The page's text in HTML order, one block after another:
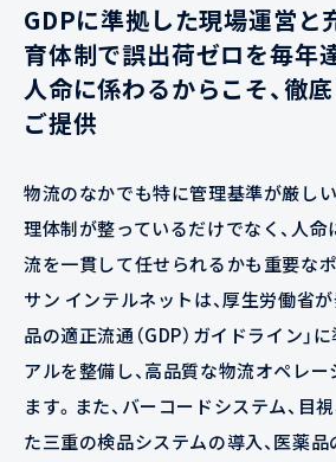
GDPに準拠した現場運営と
育体制で誤出荷ゼロを毎年
人命に係わるからこそ、徹
ご提供
物流のなかでも特に管理基準が厳し
理体制が整っているだけでなく、人
流を一貫して任せられるかも重要なポ
サン インテルネットは、厚生労働省
品の適正流通（GDP）ガイドライン」
アルを整備し、高品質な物流オペレ
ます。また、バーコードシステム、目
た三重の検品システムの導入、医薬